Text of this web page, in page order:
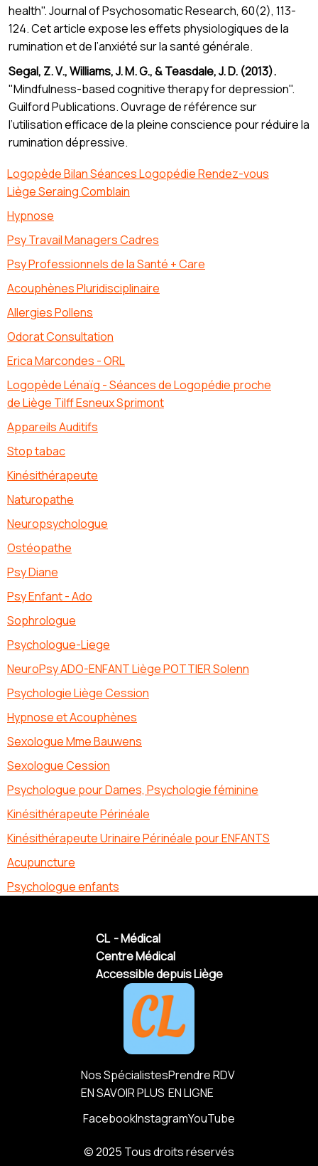
health". Journal of Psychosomatic Research, 60(2), 113-
124. Cet article expose les effets physiologiques de la
rumination et de l’anxiété sur la santé générale.
Segal, Z. V., Williams, J. M. G., & Teasdale, J. D. (2013).
"Mindfulness-based cognitive therapy for depression".
Guilford Publications. Ouvrage de référence sur
l’utilisation efficace de la pleine conscience pour réduire la
rumination dépressive.
Logopède Bilan Séances Logopédie Rendez-vous
Liège Seraing Comblain
Hypnose
Psy Travail Managers Cadres
Psy Professionnels de la Santé + Care
Acouphènes Pluridisciplinaire
Allergies Pollens
Odorat Consultation
Erica Marcondes - ORL
Logopède Lénaïg - Séances de Logopédie proche
de Liège Tilff Esneux Sprimont
Appareils Auditifs
Stop tabac
Kinésithérapeute
Naturopathe
Neuropsychologue
Ostéopathe
Psy Diane
Psy Enfant - Ado
Sophrologue
Psychologue-Liege
NeuroPsy ADO-ENFANT Liège POTTIER Solenn
Psychologie Liège Cession
Hypnose et Acouphènes
Sexologue Mme Bauwens
Sexologue Cession
Psychologue pour Dames, Psychologie féminine
Kinésithérapeute Périnéale
Kinésithérapeute Urinaire Périnéale pour ENFANTS
Acupuncture
Psychologue enfants
CL - Médical
Centre Médical
Accessible depuis Liège
Nos Spécialistes
EN SAVOIR PLUS
Prendre RDV
EN LIGNE
FacebookInstagramYouTube
© 2025 Tous droits réservés